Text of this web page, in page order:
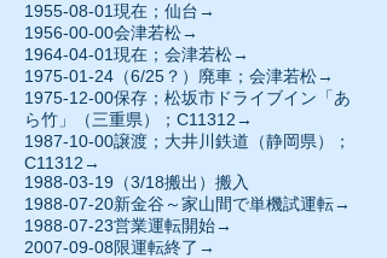
1955-08-01現在；仙台→
1956-00-00会津若松→
1964-04-01現在；会津若松→
1975-01-24 （6/25？）廃車；会津若松→
1975-12-00保存；松坂市ドライブイン「あ
ら竹」（三重県）；C11312→
1987-10-00譲渡；大井川鉄道（静岡県）；
C11312→
1988-03-19 （3/18搬出）搬入
1988-07-20新金谷～家山間で単機試運転→
1988-07-23営業運転開始→
2007-09-08限運転終了→